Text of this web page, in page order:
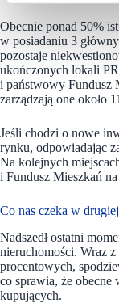
Obecnie ponad 50%
w posiadaniu 3
pozostaje
ukończonych lokali
i państwowy Fundusz
zarządzają one około
Jeśli chodzi o nowe
rynku, odpowiadając
Na kolejnych
i Fundusz Mieszkań
Co nas czeka w
Nadszedł ostatni
nieruchomości. Wraz
procentowych,
co sprawia, że obecne
kupujących.